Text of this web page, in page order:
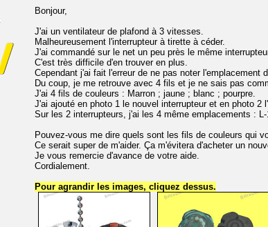
Bonjour,
J'ai un ventilateur de plafond à 3 vitesses.
Malheureusement l'interrupteur à tirette à céder.
J'ai commandé sur le net un peu près le même
C'est très difficile d'en trouver en plus.
Cependant j'ai fait l'erreur de ne pas noter l'emplacement
Du coup, je me retrouve avec 4 fils et je ne sais pas
J'ai 4 fils de couleurs : Marron ; jaune ; blanc ; pourpre.
J'ai ajouté en photo 1 le nouvel interrupteur et en photo 2
Sur les 2 interrupteurs, j'ai les 4 même emplacements : L-
Pouvez-vous me dire quels sont les fils de couleurs qui
Ce serait super de m'aider. Ça m'évitera d'acheter un
Je vous remercie d'avance de votre aide.
Cordialement.
Pour agrandir les images, cliquez dessus.